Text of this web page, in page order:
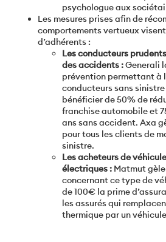
psychologue aux
Les mesures prises afin de
comportements vertueux
d’adhérents :
Les conducteurs
des accidents :Generali
prévention permettant à
conducteurs sans
bénéficier de 50% de
franchise automobile et
ans sans accident. Axa
pour tous les clients de
sinistre.
Les acheteurs de
électriques : Matmut
concernant ce type de
de 100€ la prime
les assurés qui
thermique par un